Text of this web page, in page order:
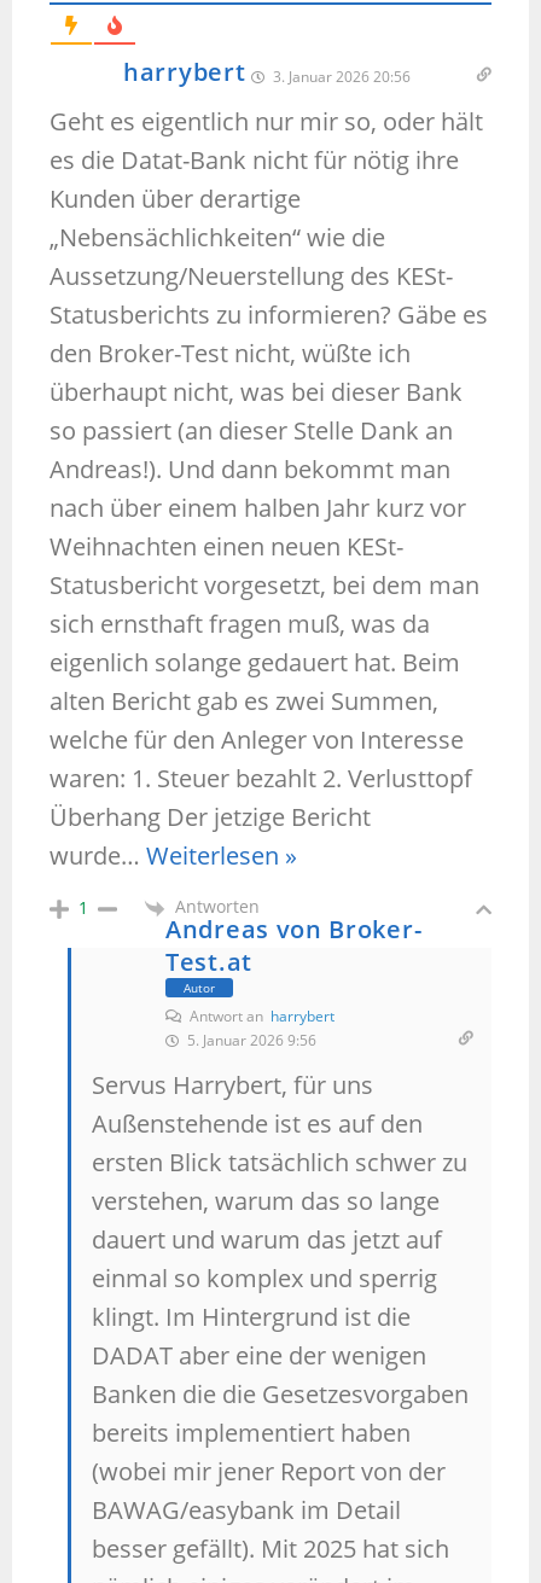
harrybert 3. Januar 2026 20:56
Geht es eigentlich nur mir so, oder hält
es die Datat-Bank nicht für nötig ihre
Kunden über derartige
„Nebensächlichkeiten“ wie die
Aussetzung/Neuerstellung des KESt-
Statusberichts zu informieren? Gäbe es
den Broker-Test nicht, wüßte ich
überhaupt nicht, was bei dieser Bank
so passiert (an dieser Stelle Dank an
Andreas!). Und dann bekommt man
nach über einem halben Jahr kurz vor
Weihnachten einen neuen KESt-
Statusbericht vorgesetzt, bei dem man
sich ernsthaft fragen muß, was da
eigenlich solange gedauert hat. Beim
alten Bericht gab es zwei Summen,
welche für den Anleger von Interesse
waren: 1. Steuer bezahlt 2. Verlusttopf
Überhang Der jetzige Bericht
wurde… Weiterlesen »
1 Antworten
Andreas von Broker-
Test.at
Autor
Antwort an harrybert
5. Januar 2026 9:56
Servus Harrybert, für uns
Außenstehende ist es auf den
ersten Blick tatsächlich schwer zu
verstehen, warum das so lange
dauert und warum das jetzt auf
einmal so komplex und sperrig
klingt. Im Hintergrund ist die
DADAT aber eine der wenigen
Banken die die Gesetzesvorgaben
bereits implementiert haben
(wobei mir jener Report von der
BAWAG/easybank im Detail
besser gefällt). Mit 2025 hat sich